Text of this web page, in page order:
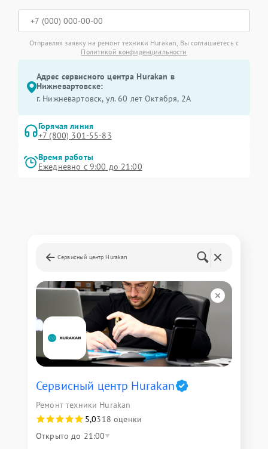
Отправляя заявку на ремонт техники Hurakan, Вы соглашаетесь с
Политикой конфиденциальности
Адрес сервисного центра Hurakan в
Нижневартовске:
г. Нижневартовск, ул. 60 лет Октября, 2А
Горячая линия
+7 (800) 301-55-83
Время работы
Ежедневно с 9:00 до 21:00
Сервисный центр Hurakan
Сервисный центр Hurakan
Ремонт техники Hurakan
5,0318 оценки
Открыто до 21:00